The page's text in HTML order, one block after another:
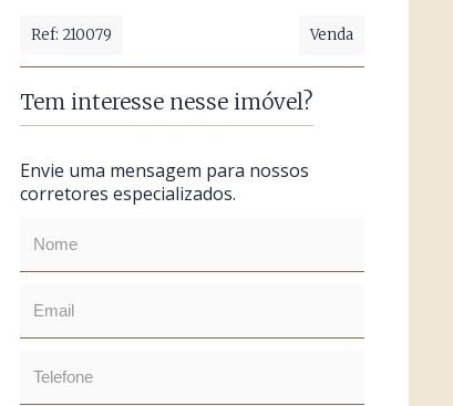
Ref: 210079 Venda
Tem interesse nesse imóvel?
Envie uma mensagem para nossos
corretores especializados.